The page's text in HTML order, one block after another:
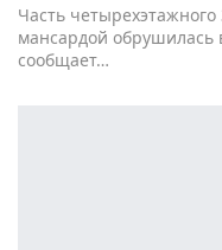
Часть
мансардой
сообщает…